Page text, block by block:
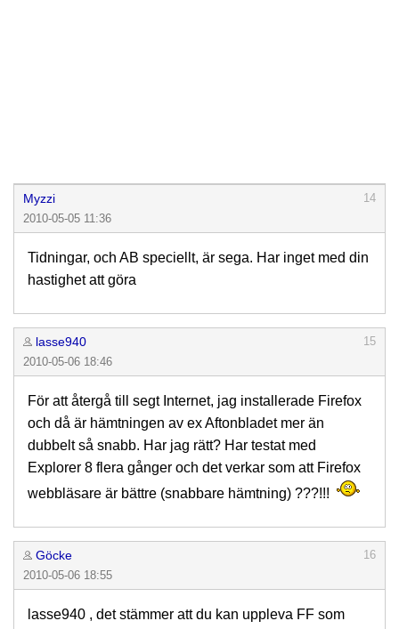
Myzzi
14
2010-05-05 11:36
Tidningar, och AB speciellt, är sega. Har inget med din
hastighet att göra
lasse940
15
2010-05-06 18:46
För att återgå till segt Internet, jag installerade Firefox
och då är hämtningen av ex Aftonbladet mer än
dubbelt så snabb. Har jag rätt? Har testat med
Explorer 8 flera gånger och det verkar som att Firefox
webbläsare är bättre (snabbare hämtning) ???!!!
Göcke
16
2010-05-06 18:55
lasse940 , det stämmer att du kan uppleva FF som